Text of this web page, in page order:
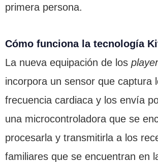
primera persona.
Cómo funciona la tecnología
La nueva equipación de los
incorpora un sensor que captura
frecuencia cardiaca y los envía
una microcontroladora que se
procesarla y transmitirla a los
familiares que se encuentran en